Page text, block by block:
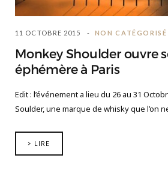
11 OCTOBRE 2015 NON CATÉGORISÉ
Monkey Shoulder ouvre
éphémère à Paris
Edit : l’événement a lieu du 26 au 31
Soulder, une marque de whisky que l’on
> LIRE